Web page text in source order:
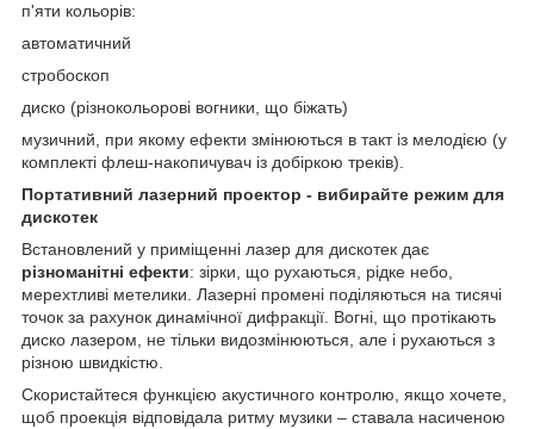
п'яти кольорів:
автоматичний
стробоскоп
диско (різнокольорові вогники, що біжать)
музичний, при якому ефекти змінюються в такт із мелодією (у
комплекті флеш-накопичувач із добіркою треків).
Портативний лазерний проектор - вибирайте режим для
дискотек
Встановлений у приміщенні лазер для дискотек дає
різноманітні ефекти: зірки, що рухаються, рідке небо,
мерехтливі метелики. Лазерні промені поділяються на тисячі
точок за рахунок динамічної дифракції. Вогні, що протікають
диско лазером, не тільки видозмінюються, але і рухаються з
різною швидкістю.
Скористайтеся функцією акустичного контролю, якщо хочете,
щоб проекція відповідала ритму музики – ставала насиченою